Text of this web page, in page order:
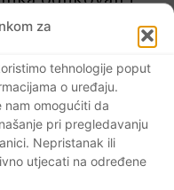
za
tehnologije poput
o uređaju.
nam omogućiti da
pri pregledavanju
Nepristanak ili
utjecati na određene
elitni dio 113.